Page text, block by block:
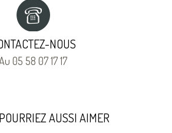
NOUS
05 58 07 17 17
AUSSI AIMER